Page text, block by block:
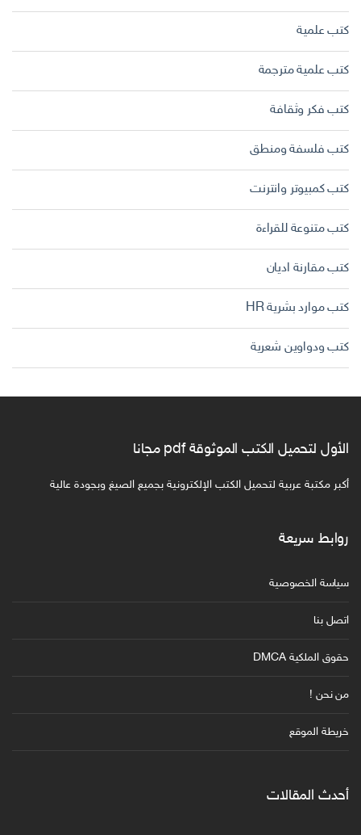
كتب علمية
كتب علمية مترجمة
كتب فكر وثقافة
كتب فلسفة ومنطق
كتب كمبيوتر وانترنت
كتب متنوعة للقراءة
كتب مقارنة اديان
كتب موارد بشرية HR
كتب ودواوين شعرية
الأول لتحميل الكتب الموثوقة pdf مجانا
أكبر مكتبة عربية لتحميل الكتب الإلكترونية بجميع الصيغ وبجودة عالية
روابط سريعة
سياسة الخصوصية
اتصل بنا
حقوق الملكية DMCA
من نحن !
خريطة الموقع
أحدث المقالات